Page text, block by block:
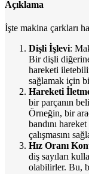
Açıklama
İşte makina çarkları
Dişli İşlevi:
Bir dişli
hareketi
sağlamak için
Hareketi
bir parçanın
Örneğin, bir
bandını
çalışmasını
Hız Oranı
diş sayıları
olabilirler. Bu,